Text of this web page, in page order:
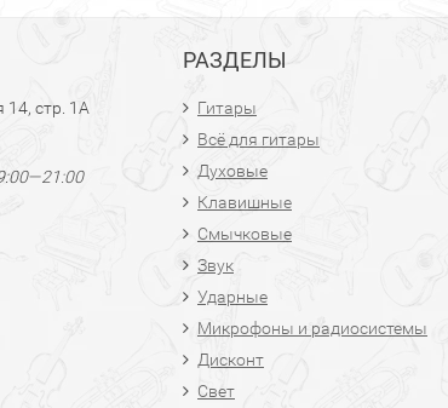
14, стр. 1А
РАЗДЕЛЫ
Гитары
Всё для гитары
Духовые
Клавишные
Смычковые
Звук
Ударные
Микрофоны и радиосистемы
Дисконт
Свет